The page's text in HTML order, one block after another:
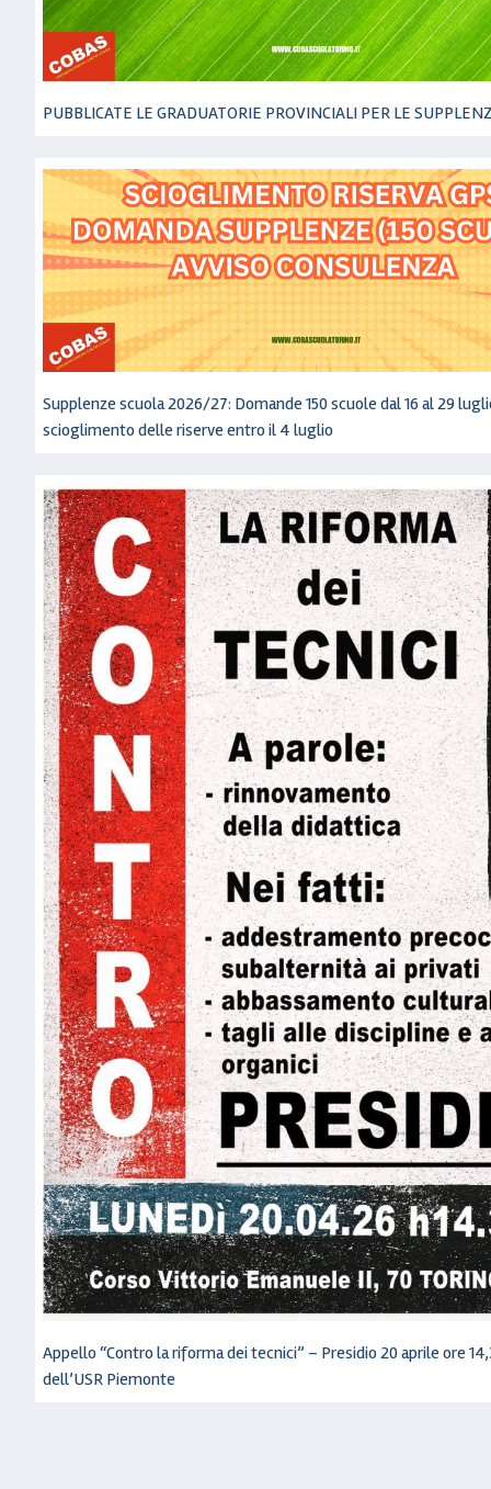
PUBBLICATE LE GRADUATORIE PROVINCIALI PER LE
Supplenze scuola 2026/27: Domande 150 scuole dal 16 al 29
scioglimento delle riserve entro il 4 luglio
Appello “Contro la riforma dei tecnici” – Presidio 20 aprile ore
dell’USR Piemonte